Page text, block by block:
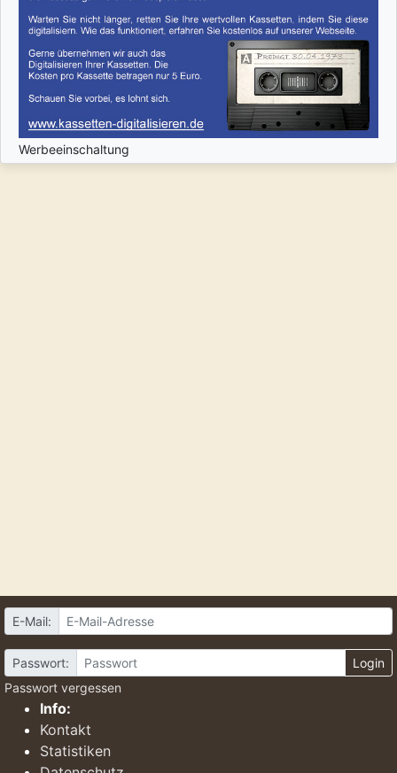
Werbeeinschaltung
E-Mail:
Passwort:
Login
Passwort vergessen
Info:
Kontakt
Statistiken